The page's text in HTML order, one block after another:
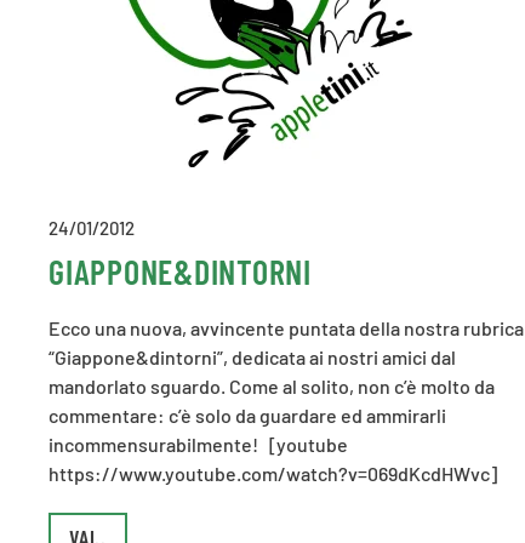
24/01/2012
GIAPPONE&DINTORNI
Ecco una nuova, avvincente puntata della nostra rubrica
“Giappone&dintorni”, dedicata ai nostri amici dal
mandorlato sguardo. Come al solito, non c’è molto da
commentare: c’è solo da guardare ed ammirarli
incommensurabilmente! [youtube
https://www.youtube.com/watch?v=069dKcdHWvc]
VAI..